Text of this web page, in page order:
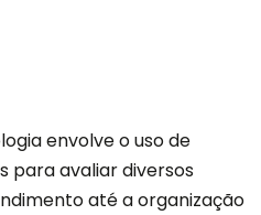
envolve o uso de
para avaliar diversos
até a organização